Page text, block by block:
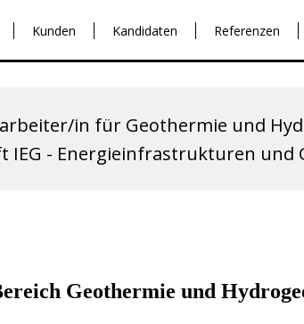
Kunden Kandidaten Referenzen
in für Geothermie und
IEG - Energieinfrastrukturen und
Geothermie und